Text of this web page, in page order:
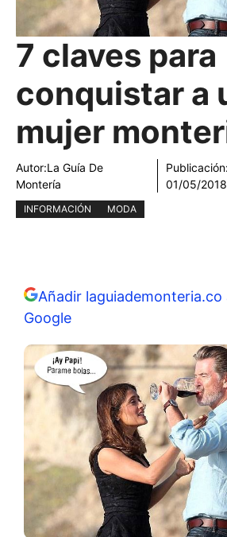
7 claves para
conquistar a
mujer
Autor:La Guía De
Montería
Publicación:
01/05/2018
INFORMACIÓN MODA
Añadir
Google